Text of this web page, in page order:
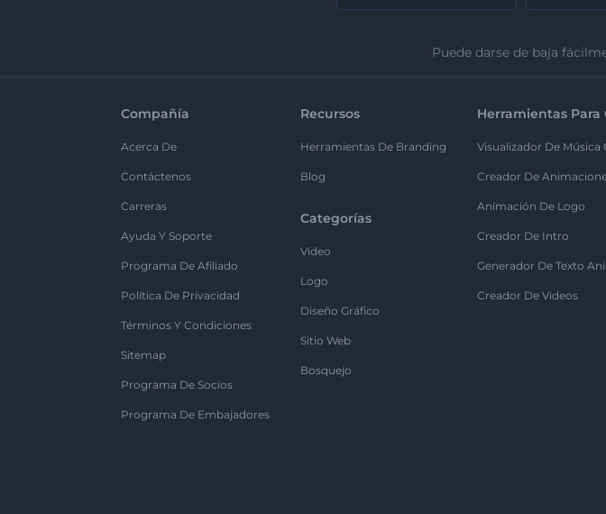
Puede darse de baja
Compañía
Acerca De
Contáctenos
Carreras
Ayuda Y Soporte
Programa De Afiliado
Política De Privacidad
Términos Y Condiciones
Sitemap
Programa De Socios
Programa De Embajadores
Recursos
Herramientas De Branding
Blog
Categorías
Vídeo
Logo
Diseño Gráfico
Sitio Web
Bosquejo
Herramientas Para
Visualizador De Música
Creador De
Animación De Logo
Creador De Intro
Generador De Texto
Creador De Videos